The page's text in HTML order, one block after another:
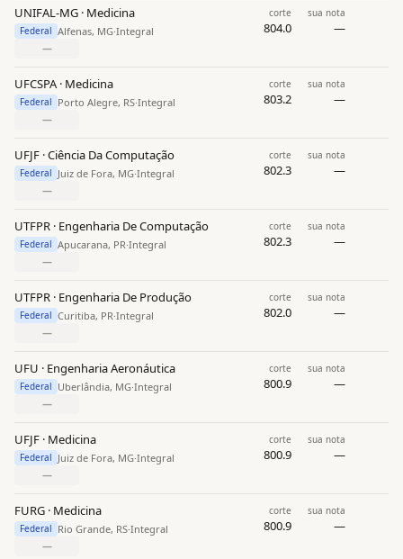
UNIFAL-MG · Medicina
Federal Alfenas, MG·Integral
corte
804.0
sua nota
—
—
UFCSPA · Medicina
Federal Porto Alegre, RS·Integral
corte
803.2
sua nota
—
—
UFJF · Ciência Da Computação
Federal Juiz de Fora, MG·Integral
corte
802.3
sua nota
—
—
UTFPR · Engenharia De Computação
Federal Apucarana, PR·Integral
corte
802.3
sua nota
—
—
UTFPR · Engenharia De Produção
Federal Curitiba, PR·Integral
corte
802.0
sua nota
—
—
UFU · Engenharia Aeronáutica
Federal Uberlândia, MG·Integral
corte
800.9
sua nota
—
—
UFJF · Medicina
Federal Juiz de Fora, MG·Integral
corte
800.9
sua nota
—
—
FURG · Medicina
Federal Rio Grande, RS·Integral
corte
800.9
sua nota
—
—